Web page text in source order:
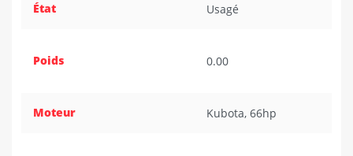
État Usagé
Poids 0.00
Moteur Kubota, 66hp